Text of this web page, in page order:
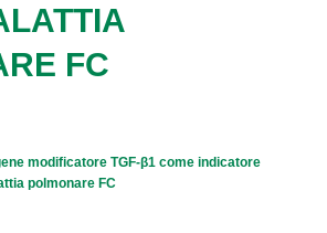
FC
modificatore TGF-β1 come indicatore
polmonare FC